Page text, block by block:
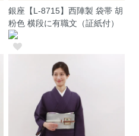
銀座【L-8715】西陣製 袋帯 胡
粉色 横段に有職文（証紙付）